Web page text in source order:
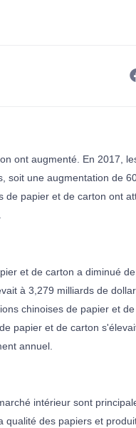
ont augmenté. En 2017,
soit une augmentation de
papier et de carton ont
et de carton a diminué
à 3,279 milliards de
chinoises de papier et
papier et de carton
annuel.
intérieur sont
des papiers et